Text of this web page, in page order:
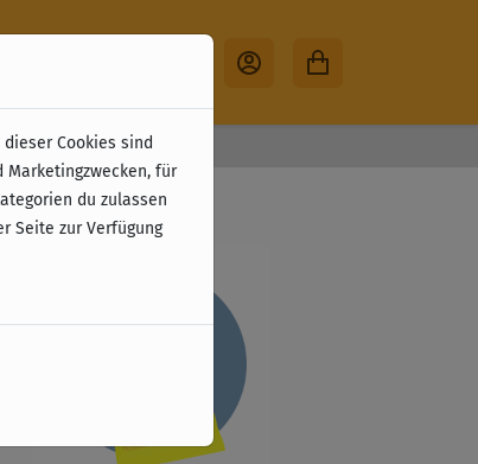
Rückgabe
Cookies sind
für
du zulassen
Seite zur Verfügung